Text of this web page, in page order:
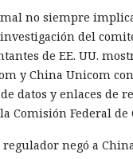
no siempre
del
de EE. UU.
y China Unicom
datos y enlaces de
Comisión Federal de
regulador negó a